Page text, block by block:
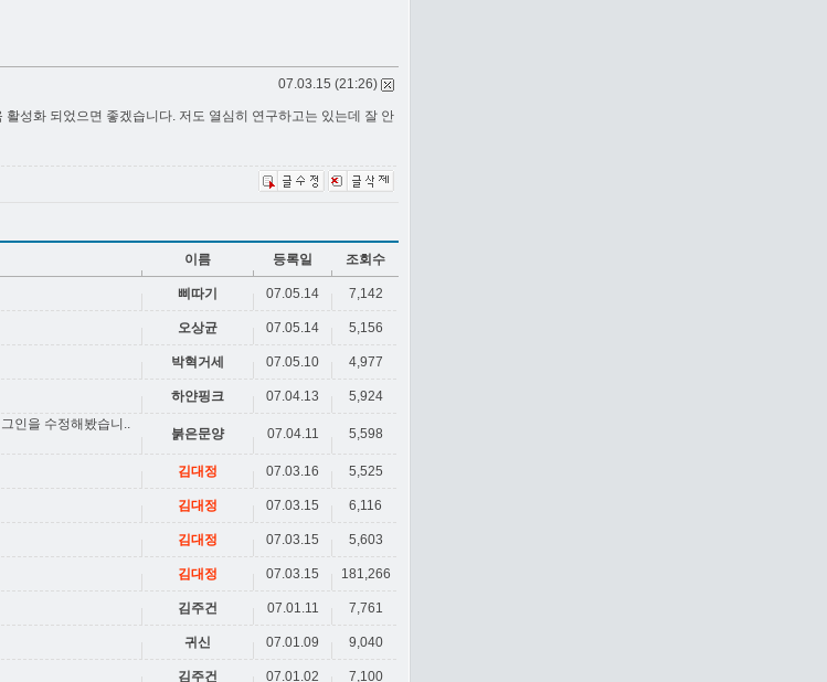
07.03.15 (21:26)
성화 되었으면 좋겠습니다. 저도 열심히 연구하고는 있는데 잘 안
이름 등록일 조회수
삐따기 07.05.14 7,142
오상균 07.05.14 5,156
박혁거세 07.05.10 4,977
하얀핑크 07.04.13 5,924
인을 수정해봤습니..
붉은문양 07.04.11 5,598
김대정 07.03.16 5,525
김대정 07.03.15 6,116
김대정 07.03.15 5,603
김대정 07.03.15 181,266
김주건 07.01.11 7,761
귀신 07.01.09 9,040
김주건 07.01.02 7,100